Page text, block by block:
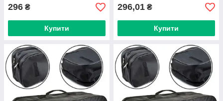
296 ₴
Купити
296,01 ₴
Купити